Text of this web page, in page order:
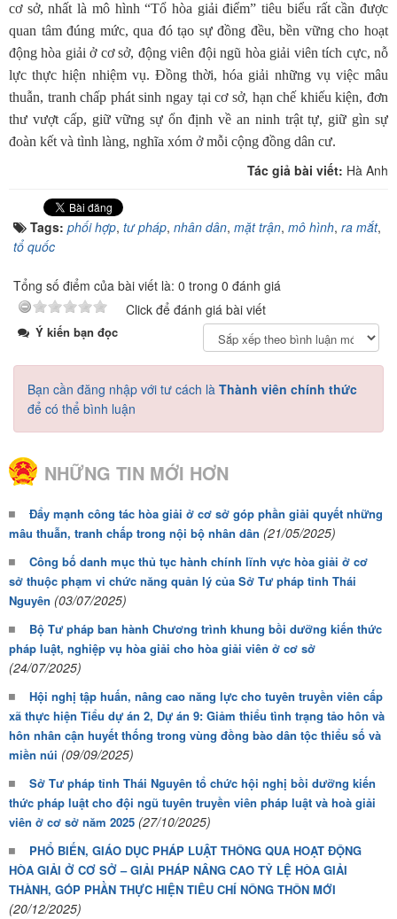
cơ sở, nhất là mô hình “Tổ hòa giải điểm” tiêu biểu rất cần được
quan tâm đúng mức, qua đó tạo sự đồng đều, bền vững cho hoạt
động hòa giải ở cơ sở, động viên đội ngũ hòa giải viên tích cực, nỗ
lực thực hiện nhiệm vụ. Đồng thời, hóa giải những vụ việc mâu
thuẫn, tranh chấp phát sinh ngay tại cơ sở, hạn chế khiếu kiện, đơn
thư vượt cấp, giữ vững sự ổn định về an ninh trật tự, giữ gìn sự
đoàn kết và tình làng, nghĩa xóm ở mỗi cộng đồng dân cư.
Tác giả bài viết: Hà Anh
Tags: phối hợp, tư pháp, nhân dân, mặt trận, mô hình, ra mắt,
tổ quốc
Tổng số điểm của bài viết là: 0 trong 0 đánh giá
Click để đánh giá bài viết
Ý kiến bạn đọc
Bạn cần đăng nhập với tư cách là Thành viên chính thức
để có thể bình luận
NHỮNG TIN MỚI HƠN
Đẩy mạnh công tác hòa giải ở cơ sở góp phần giải quyết những
mâu thuẫn, tranh chấp trong nội bộ nhân dân (21/05/2025)
Công bố danh mục thủ tục hành chính lĩnh vực hòa giải ở cơ
sở thuộc phạm vi chức năng quản lý của Sở Tư pháp tỉnh Thái
Nguyên (03/07/2025)
Bộ Tư pháp ban hành Chương trình khung bồi dưỡng kiến thức
pháp luật, nghiệp vụ hòa giải cho hòa giải viên ở cơ sở
(24/07/2025)
Hội nghị tập huấn, nâng cao năng lực cho tuyên truyền viên cấp
xã thực hiện Tiểu dự án 2, Dự án 9: Giảm thiểu tình trạng tảo hôn và
hôn nhân cận huyết thống trong vùng đồng bào dân tộc thiểu số và
miền núi (09/09/2025)
Sở Tư pháp tỉnh Thái Nguyên tổ chức hội nghị bồi dưỡng kiến
thức pháp luật cho đội ngũ tuyên truyền viên pháp luật và hoà giải
viên ở cơ sở năm 2025 (27/10/2025)
PHỔ BIẾN, GIÁO DỤC PHÁP LUẬT THÔNG QUA HOẠT ĐỘNG
HÒA GIẢI Ở CƠ SỞ – GIẢI PHÁP NÂNG CAO TỶ LỆ HÒA GIẢI
THÀNH, GÓP PHẦN THỰC HIỆN TIÊU CHÍ NÔNG THÔN MỚI
(20/12/2025)